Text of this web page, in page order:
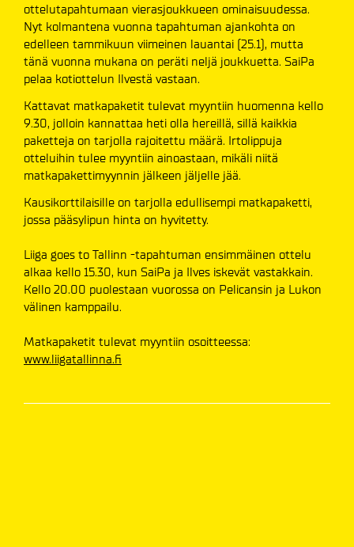
ottelutapahtumaan vierasjoukkueen ominaisuudessa.
Nyt kolmantena vuonna tapahtuman ajankohta on
edelleen tammikuun viimeinen lauantai (25.1), mutta
tänä vuonna mukana on peräti neljä joukkuetta. SaiPa
pelaa kotiottelun Ilvestä vastaan.
Kattavat matkapaketit tulevat myyntiin huomenna kello
9.30, jolloin kannattaa heti olla hereillä, sillä kaikkia
paketteja on tarjolla rajoitettu määrä. Irtolippuja
otteluihin tulee myyntiin ainoastaan, mikäli niitä
matkapakettimyynnin jälkeen jäljelle jää.
Kausikorttilaisille on tarjolla edullisempi matkapaketti,
jossa pääsylipun hinta on hyvitetty.
Liiga goes to Tallinn -tapahtuman ensimmäinen ottelu
alkaa kello 15.30, kun SaiPa ja Ilves iskevät vastakkain.
Kello 20.00 puolestaan vuorossa on Pelicansin ja Lukon
välinen kamppailu.
Matkapaketit tulevat myyntiin osoitteessa:
www.liigatallinna.fi